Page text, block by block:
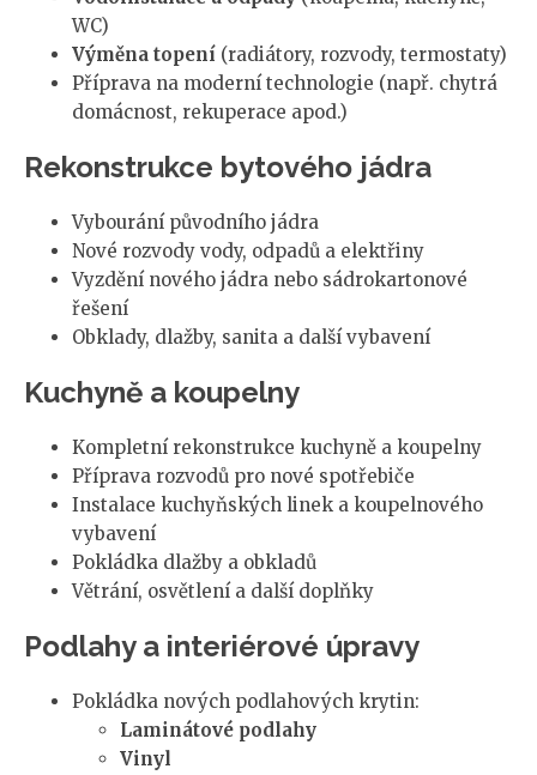
WC)
Výměna topení (radiátory, rozvody, termostaty)
Příprava na moderní technologie (např. chytrá
domácnost, rekuperace apod.)
Rekonstrukce bytového jádra
Vybourání původního jádra
Nové rozvody vody, odpadů a elektřiny
Vyzdění nového jádra nebo sádrokartonové
řešení
Obklady, dlažby, sanita a další vybavení
Kuchyně a koupelny
Kompletní rekonstrukce kuchyně a koupelny
Příprava rozvodů pro nové spotřebiče
Instalace kuchyňských linek a koupelnového
vybavení
Pokládka dlažby a obkladů
Větrání, osvětlení a další doplňky
Podlahy a interiérové úpravy
Pokládka nových podlahových krytin:
Laminátové podlahy
Vinyl